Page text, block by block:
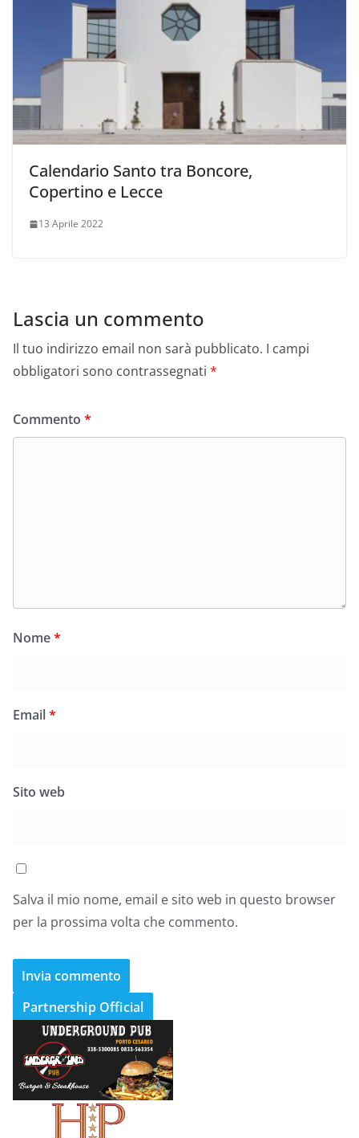
Calendario Santo tra Boncore,
Copertino e Lecce
13 Aprile 2022
Lascia un commento
Il tuo indirizzo email non sarà pubblicato. I campi
obbligatori sono contrassegnati *
Commento *
Nome*
Email*
Sito web
Salva il mio nome, email e sito web in questo browser
per la prossima volta che commento.
Partnership Official